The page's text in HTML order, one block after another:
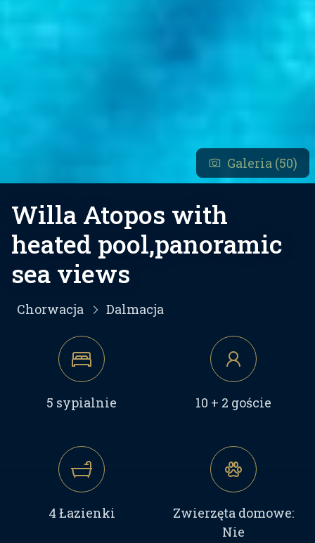
Galeria (50)
Willa Atopos with
heated pool,panoramic
sea views
Chorwacja Dalmacja
5 sypialnie 10 + 2 goście
4 Łazienki
Zwierzęta domowe:
Nie